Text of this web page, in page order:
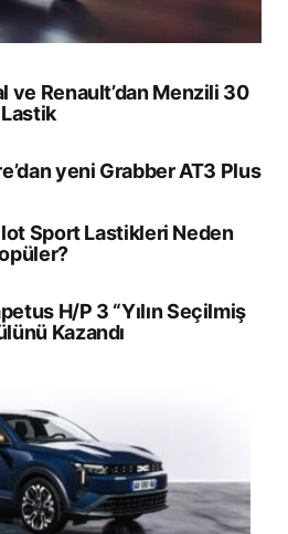
ve Renault’dan Menzili 30
Lastik
yeni Grabber AT3 Plus
Sport Lastikleri Neden
H/P 3 “Yılın Seçilmiş
Kazandı